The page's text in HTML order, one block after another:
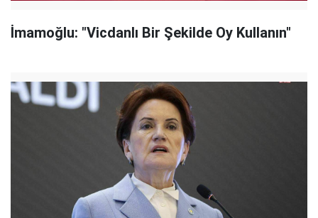
İmamoğlu: "Vicdanlı Bir Şekilde Oy Kullanın"